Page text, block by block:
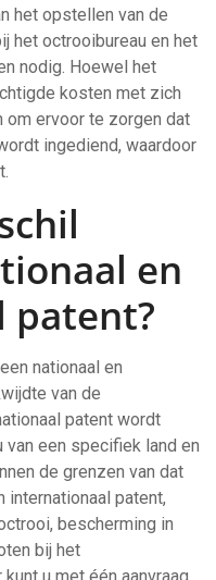
het opstellen van de
het octrooibureau en het
nodig. Hoewel het
kosten met zich
om ervoor te zorgen dat
ingediend, waardoor
en
patent?
nationaal en
van de
patent wordt
een specifiek land en
de grenzen van dat
internationaal patent,
bescherming in
bij het